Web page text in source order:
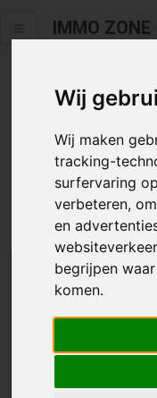
Wij
Wij maken
tracking-
surfervaring
verbeteren,
en
begrijpen
komen.
IMMO ZONE
Helaas
Neem zeker een kijkje
We
Maak hier een
de